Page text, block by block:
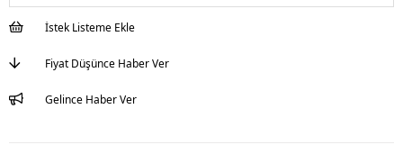
İstek Listeme Ekle
Fiyat Düşünce Haber Ver
Gelince Haber Ver